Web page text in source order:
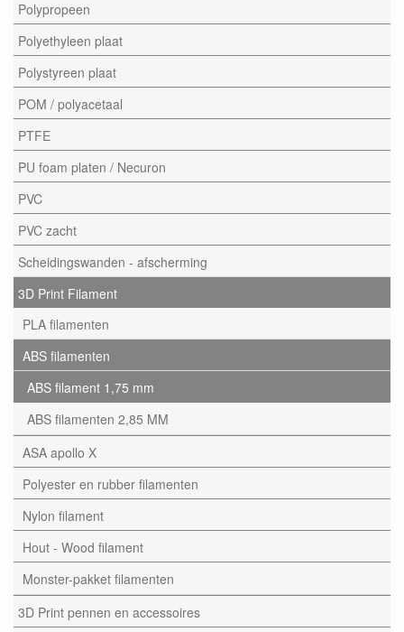
Polypropeen
Polyethyleen plaat
Polystyreen plaat
POM / polyacetaal
PTFE
PU foam platen / Necuron
PVC
PVC zacht
Scheidingswanden - afscherming
3D Print Filament
PLA filamenten
ABS filamenten
ABS filament 1,75 mm
ABS filamenten 2,85 MM
ASA apollo X
Polyester en rubber filamenten
Nylon filament
Hout - Wood filament
Monster-pakket filamenten
3D Print pennen en accessoires